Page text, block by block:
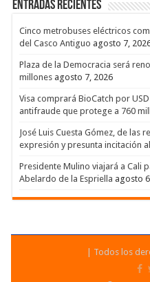
Entradas recientes
Cinco metrobuses eléctricos
del Casco Antiguo agosto 7,
Plaza de la Democracia será
millones agosto 7, 2026
Visa comprará BioCatch por
antifraude que protege a 760
José Luis Cuesta Gómez, de las
expresión y presunta incitación
Presidente Mulino viajará a Cali
Abelardo de la Espriella agosto
| Todos los